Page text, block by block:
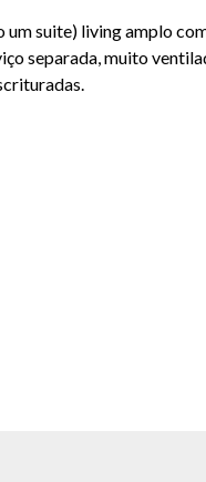
suite) living amplo
separada, muito